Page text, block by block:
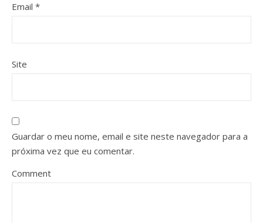
Email *
Site
Guardar o meu nome, email e site neste navegador para a
próxima vez que eu comentar.
Comment